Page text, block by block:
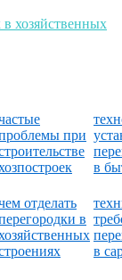
хозяйственных
при
в
отделать
в
в